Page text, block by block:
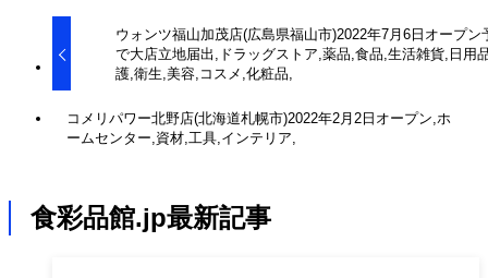
ウォンツ福山加茂店(広島県福山市)2022年7月6日オープン
で大店立地届出,ドラッグストア,薬品,食品,生活雑貨,日用
護,衛生,美容,コスメ,化粧品,
コメリパワー北野店(北海道札幌市)2022年2月2日オープン,ホ
ームセンター,資材,工具,インテリア,
食彩品館.jp最新記事